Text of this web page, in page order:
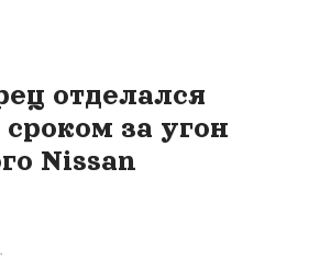
отделался
за угон
Nissan